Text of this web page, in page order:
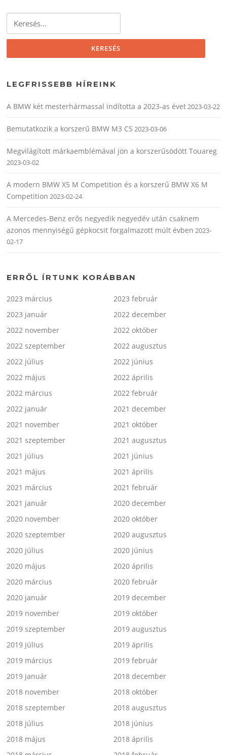
LEGFRISSEBB HÍREINK
A BMW két mesterhármassal indította a 2023-as évet 2023-03-22
Bemutatkozik a korszerű BMW M3 CS 2023-03-06
Megvilágított márkaemblémával jön a korszerűsödött Touareg
2023-03-02
A modern BMW X5 M Competition és a korszerű BMW X6 M
Competition 2023-02-24
A Mercedes-Benz erős negyedik negyedév után csaknem
azonos mennyiségű gépkocsit forgalmazott múlt évben 2023-
02-17
ERRŐL ÍRTUNK KORÁBBAN
2023 március
2023 február
2023 január
2022 december
2022 november
2022 október
2022 szeptember
2022 augusztus
2022 július
2022 június
2022 május
2022 április
2022 március
2022 február
2022 január
2021 december
2021 november
2021 október
2021 szeptember
2021 augusztus
2021 július
2021 június
2021 május
2021 április
2021 március
2021 február
2021 január
2020 december
2020 november
2020 október
2020 szeptember
2020 augusztus
2020 július
2020 június
2020 május
2020 április
2020 március
2020 február
2020 január
2019 december
2019 november
2019 október
2019 szeptember
2019 augusztus
2019 július
2019 április
2019 március
2019 február
2019 január
2018 december
2018 november
2018 október
2018 szeptember
2018 augusztus
2018 július
2018 június
2018 május
2018 április